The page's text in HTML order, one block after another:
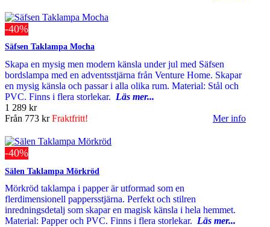
-40%
Säfsen Taklampa Mocha
Skapa en mysig men modern känsla under jul med Säfsen
bordslampa med en adventsstjärna från Venture Home. Skapar
en mysig känsla och passar i alla olika rum. Material: Stål och
PVC. Finns i flera storlekar. Läs mer...
1 289 kr
Från 773 krFraktfritt! Mer info
-40%
Sälen Taklampa Mörkröd
Mörkröd taklampa i papper är utformad som en
flerdimensionell pappersstjärna. Perfekt och stilren
inredningsdetalj som skapar en magisk känsla i hela hemmet.
Material: Papper och PVC. Finns i flera storlekar. Läs mer...